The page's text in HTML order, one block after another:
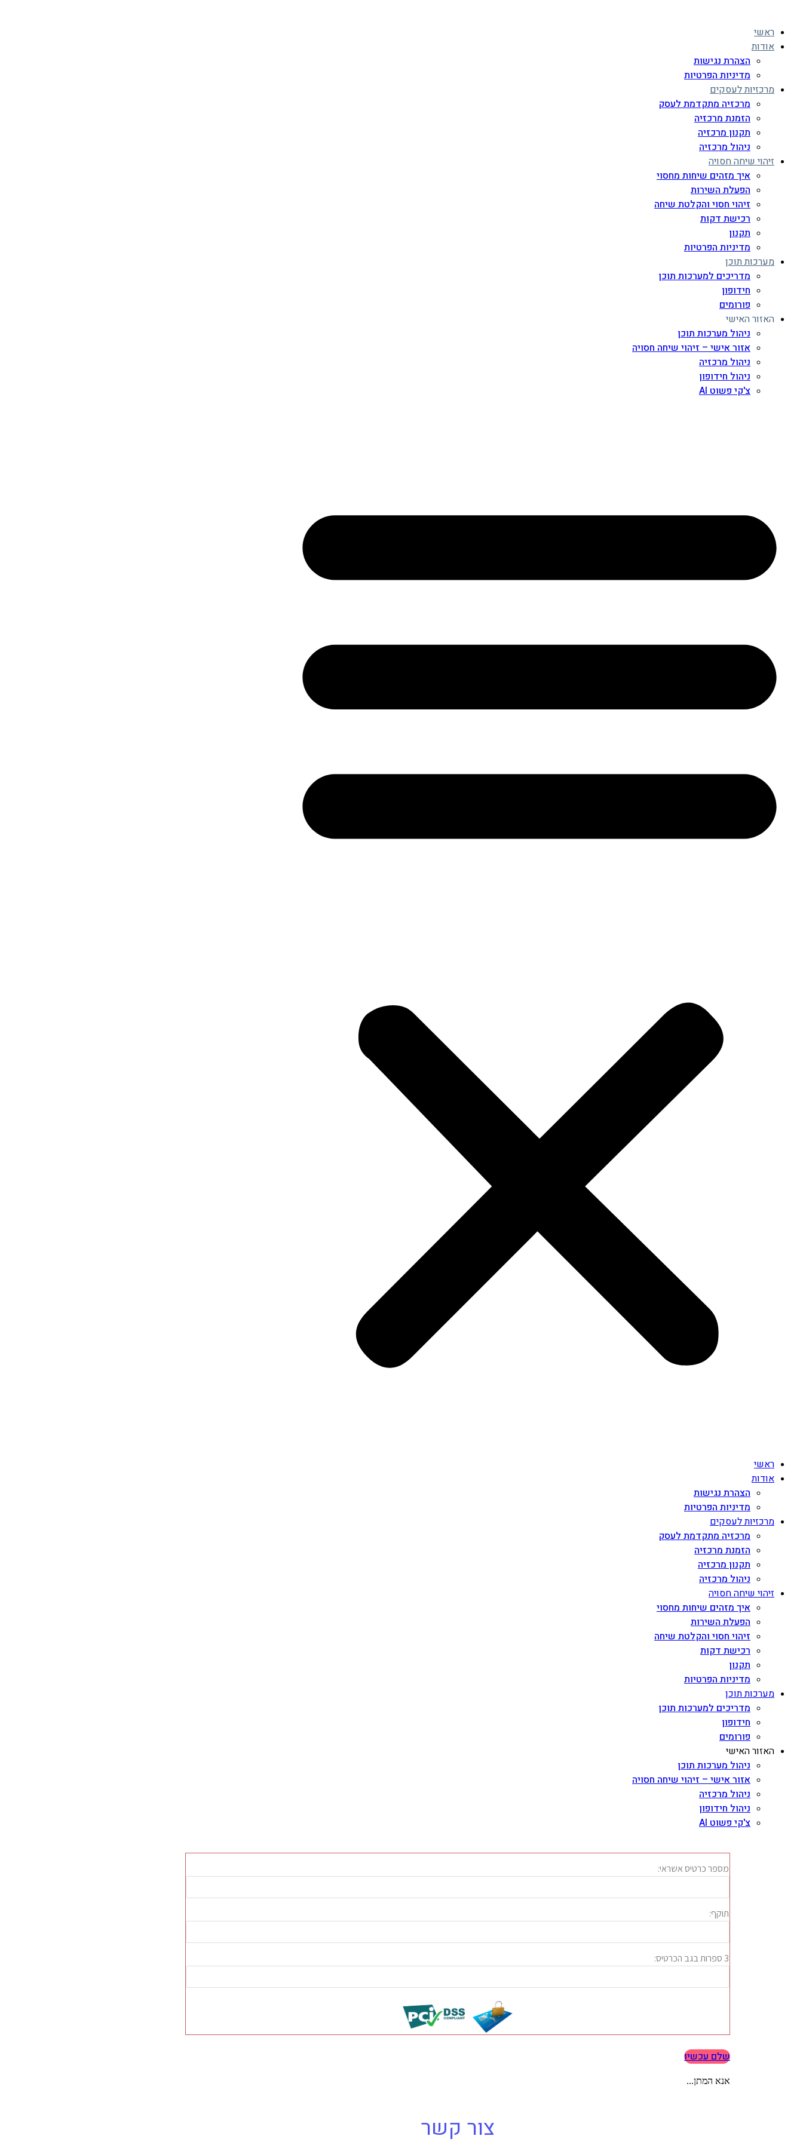
ראשי
אודות
הצהרת נגישות
מדיניות הפרטיות
מרכזיות לעסקים
מרכזיה מתקדמת לעסק
הזמנת מרכזיה
תקנון מרכזיה
ניהול מרכזיה
זיהוי שיחה חסויה
איך מזהים שיחות מחסוי
הפעלת השירות
זיהוי חסוי והקלטת שיחה
רכישת דקות
תקנון
מדיניות הפרטיות
מערכות תוכן
מדריכים למערכות תוכן
חידופון
פורומים
האזור האישי
ניהול מערכות תוכן
אזור אישי – זיהוי שיחה חסויה
ניהול מרכזיה
ניהול חידופון
צ'קי פשוט AI
ראשי
אודות
הצהרת נגישות
מדיניות הפרטיות
מרכזיות לעסקים
מרכזיה מתקדמת לעסק
הזמנת מרכזיה
תקנון מרכזיה
ניהול מרכזיה
זיהוי שיחה חסויה
איך מזהים שיחות מחסוי
הפעלת השירות
זיהוי חסוי והקלטת שיחה
רכישת דקות
תקנון
מדיניות הפרטיות
מערכות תוכן
מדריכים למערכות תוכן
חידופון
פורומים
האזור האישי
ניהול מערכות תוכן
אזור אישי – זיהוי שיחה חסויה
ניהול מרכזיה
ניהול חידופון
צ'קי פשוט AI
שלם עכשיו
אנא המתן...
צור קשר